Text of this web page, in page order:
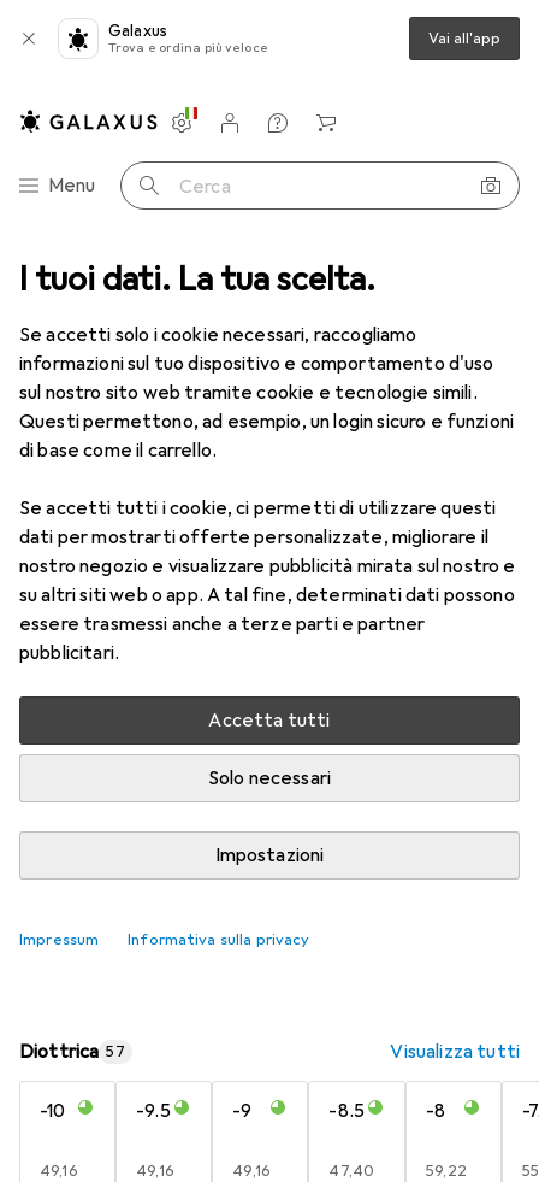
I tuoi dati. La tua scelta.
Se accetti solo i cookie necessari, raccogliamo
informazioni sul tuo dispositivo e comportamento d'uso
sul nostro sito web tramite cookie e tecnologie simili.
Questi permettono, ad esempio, un login sicuro e funzioni
di base come il carrello.
Se accetti tutti i cookie, ci permetti di utilizzare questi
dati per mostrarti offerte personalizzate, migliorare il
nostro negozio e visualizzare pubblicità mirata sul nostro e
su altri siti web o app. A tal fine, determinati dati possono
essere trasmessi anche a terze parti e partner
pubblicitari.
Accetta tutti
Solo necessari
Impostazioni
Impressum Informativa sulla privacy
Galaxus
Trova e ordina più veloce Vai all'app
Categoria Navigazione
Menu Cerca
Impostazioni
Conto cliente
Liste di confronto
Liste dei desideri
Carrello
Lenti a contatto Air Optix più HydraGlyde per l'astigmatismo
1 Immagine
Air Optix più HydraGlyde per
-3.5, Obiettivo mensile, 6 pz., Torico
Prezzo in EUR IVA incl.
EUR
49,16 EUR
8,20/1pz.
Consegna tra lun, 17/8 e mer, 19/8
Più di 10 pezzi in stock presso il fornitore
Aggiungi al carrello
Diottrica 57 Visualizza tutti
-10
EUR
49,16
-9.5
EUR
49,16
-9
EUR
49,16
-8.5
EUR
47,40
-8
EUR
59,22
-